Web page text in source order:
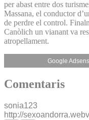
per abast entre dos
Massana, el conductor
de perdre el control.
Canòlich un vianant va
atropellament.
Google
Comentaris
sonia123
http://